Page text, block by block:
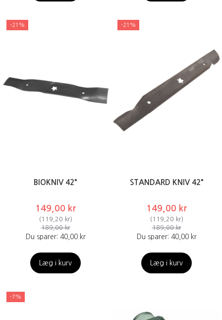
-21%
BIOKNIV 42"
149,00 kr
(119,20 kr)
189,00 kr
Du sparer: 40,00 kr
Læg i kurv
-21%
STANDARD KNIV 42"
149,00 kr
(119,20 kr)
189,00 kr
Du sparer: 40,00 kr
Læg i kurv
-7%